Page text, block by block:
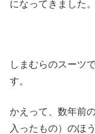
になってきました。
しまむらのスーツ
す。
かえって、数年前
入ったもの）のほ